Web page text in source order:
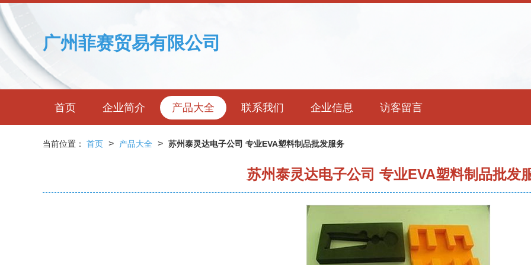
广州菲赛贸易有限公司
首页 企业简介 产品大全 联系我们 企业信息 访客留言
当前位置： 首页 > 产品大全 > 苏州泰灵达电子公司 专业EVA塑料制品批发服务
苏州泰灵达电子公司 专业EVA塑料制品批发